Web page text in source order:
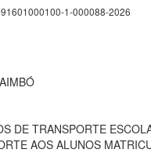
1-000088-2026
DE TRANSPORTE
AOS ALUNOS